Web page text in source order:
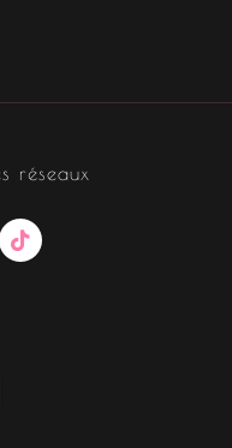
réseaux
T
i
k